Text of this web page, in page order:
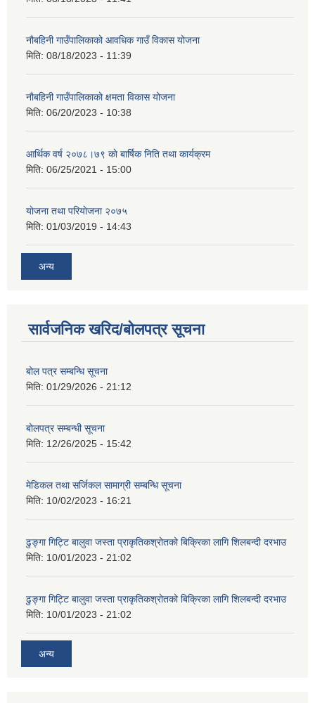
नौबहिनी गाउँपालिकाको आवधिक गाउँ विकास योजना
मिति: 08/18/2023 - 11:39
नौबहिनी गाउँपालिकाको क्षमता विकास योजना
मिति: 06/20/2023 - 10:38
आर्थिक वर्ष २०७८।७९ काे बार्षिक निति तथा कार्यक्रम
मिति: 06/25/2021 - 15:00
याेजना तथा परियाेजना २०७५
मिति: 01/03/2019 - 14:43
अन्य
सार्वजनिक खरिद/बोलपत्र सूचना
बोल पत्र सम्बन्धि सूचना
मिति: 01/29/2026 - 21:12
बोलपत्र सम्बन्धी सूचना
मिति: 12/26/2025 - 15:42
मेडिकल तथा सर्जिकल सामाग्री सम्बन्धि सूचना
मिति: 10/02/2023 - 16:21
ढुङ्गा गिट्टि बालुवा जस्ता प्राकृतिकश्रोतको बिक्रिका लागि शिलबन्दी दरभाउ
मिति: 10/01/2023 - 21:02
ढुङ्गा गिट्टि बालुवा जस्ता प्राकृतिकश्रोतको बिक्रिका लागि शिलबन्दी दरभाउ
मिति: 10/01/2023 - 21:02
अन्य